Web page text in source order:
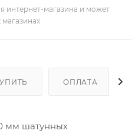
интернет-магазина и может
ОПЛАТА
мм шатунных